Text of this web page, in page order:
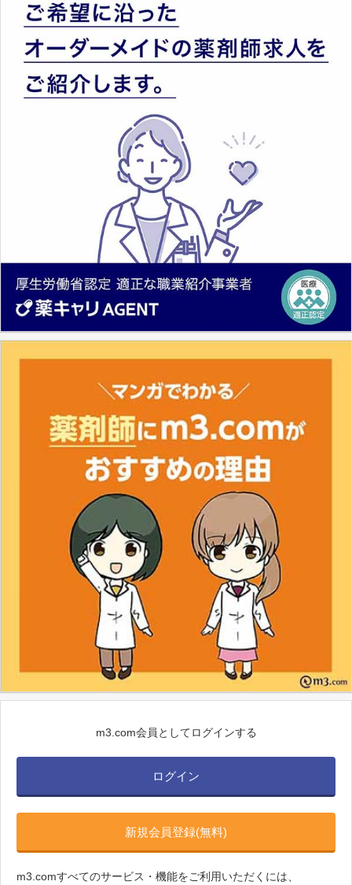
m3.com会員としてログインする
ログイン
新規会員登録(無料)
m3.comすべてのサービス・機能をご利用いただくには、